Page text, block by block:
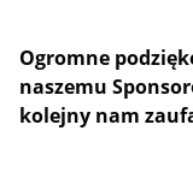
Ogromne
naszemu
kolejny nam